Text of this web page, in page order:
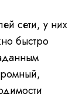
сети, у них
быстро